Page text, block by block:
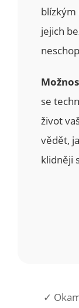
blízkým
jejich
se
život
vědět,
klidněji
✓